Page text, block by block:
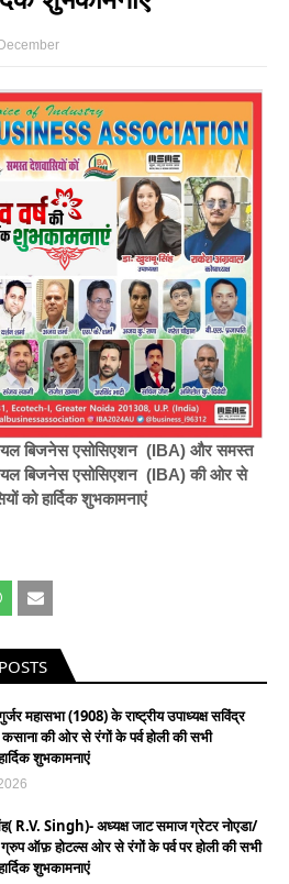
बिजनेस एसोसिएशन (IBA) और समस्त
बिजनेस एसोसिएशन (IBA) की ओर से
को हार्दिक शुभकामनाएं
महासभा (1908) के राष्ट्रीय उपाध्यक्ष सविंद्र
की ओर से रंगों के पर्व होली की सभी
शुभकामनाएं
R.V. Singh)- अध्यक्ष जाट समाज ग्रेटर नोएडा/
ऑफ़ होटल्स ओर से रंगों के पर्व पर होली की सभी
शुभकामनाएं